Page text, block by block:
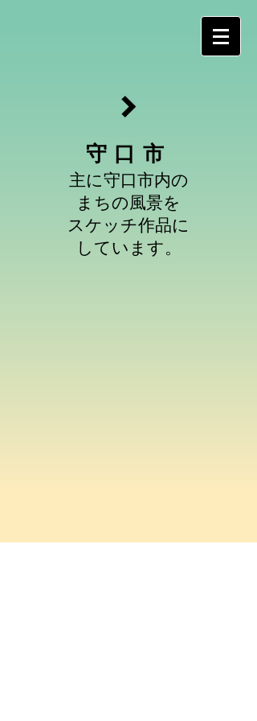
守口市
主に守口市内の
まちの風景を
スケッチ作品に
しています。